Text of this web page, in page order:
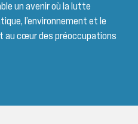
un avenir où la lutte
l’environnement et le
au cœur des préoccupations